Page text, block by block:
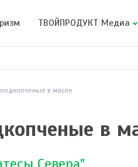
ТВОЙПРОДУКТ Медиа
в масле
в
Севера"